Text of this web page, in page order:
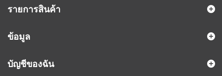
รายการสินค้า
ข้อมูล
บัญชีของฉัน